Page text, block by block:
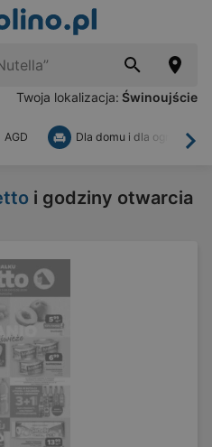
Twoja lokalizacja: Świnoujście
AGD Dla domu i dla ogrodu
i godziny otwarcia